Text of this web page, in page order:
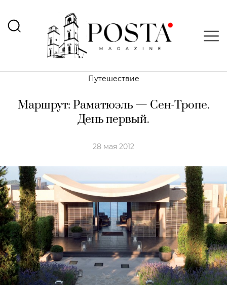
Путешествие
Маршрут: Раматюэль — Сен-Тропе.
День первый.
28 мая 2012